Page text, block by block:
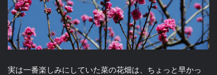
実は一番楽しみにしていた菜の花畑は、ちょっと早かっ